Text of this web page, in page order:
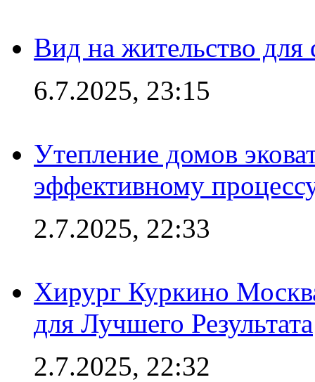
Вид на жительство
6.7.2025, 23:15
Утепление домов
эффективному
2.7.2025, 22:33
Хирург Куркино
для Лучшего Результата
2.7.2025, 22:32